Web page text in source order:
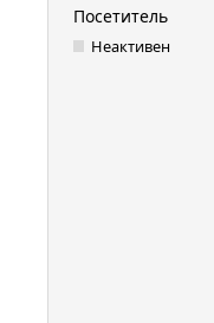
Посетитель
Неактивен